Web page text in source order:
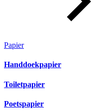
Papier
Handdoekpapier
Toiletpapier
Poetspapier